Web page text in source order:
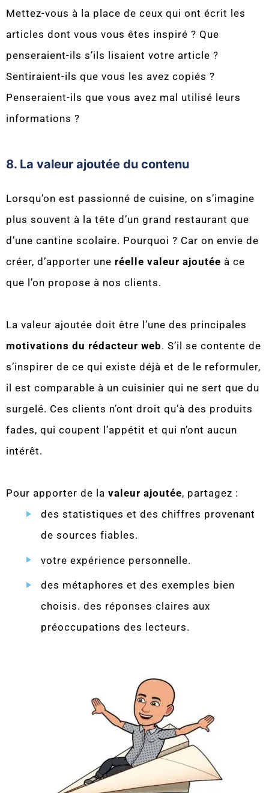
Mettez-vous à la place de ceux qui ont écrit les
articles dont vous vous êtes inspiré ? Que
penseraient-ils s’ils lisaient votre article ?
Sentiraient-ils que vous les avez copiés ?
Penseraient-ils que vous avez mal utilisé leurs
informations ?
8. La valeur ajoutée du contenu
Lorsqu’on est passionné de cuisine, on s’imagine
plus souvent à la tête d’un grand restaurant que
d’une cantine scolaire. Pourquoi ? Car on envie de
créer, d’apporter une réelle valeur ajoutée à ce
que l’on propose à nos clients.
La valeur ajoutée doit être l’une des principales
motivations du rédacteur web. S’il se contente de
s’inspirer de ce qui existe déjà et de le reformuler,
il est comparable à un cuisinier qui ne sert que du
surgelé. Ces clients n’ont droit qu’à des produits
fades, qui coupent l’appétit et qui n’ont aucun
intérêt.
Pour apporter de la valeur ajoutée, partagez :
des statistiques et des chiffres provenant
de sources fiables.
votre expérience personnelle.
des métaphores et des exemples bien
choisis. des réponses claires aux
préoccupations des lecteurs.